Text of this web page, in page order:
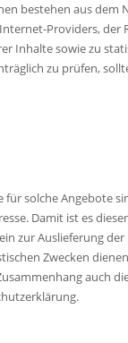
bestehen aus dem
Providers, der
Inhalte sowie zu
zu prüfen,
solche Angebote
Damit ist es
zur Auslieferung
Zwecken
auch